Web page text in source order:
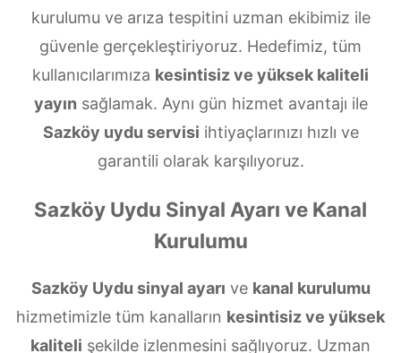
kurulumu ve arıza tespitini uzman ekibimiz ile
güvenle gerçekleştiriyoruz. Hedefimiz, tüm
kullanıcılarımıza kesintisiz ve yüksek kaliteli
yayın sağlamak. Aynı gün hizmet avantajı ile
Sazköy uydu servisi ihtiyaçlarınızı hızlı ve
garantili olarak karşılıyoruz.
Sazköy Uydu Sinyal Ayarı ve Kanal
Kurulumu
Sazköy Uydu sinyal ayarı ve kanal kurulumu
hizmetimizle tüm kanalların kesintisiz ve yüksek
kaliteli şekilde izlenmesini sağlıyoruz. Uzman